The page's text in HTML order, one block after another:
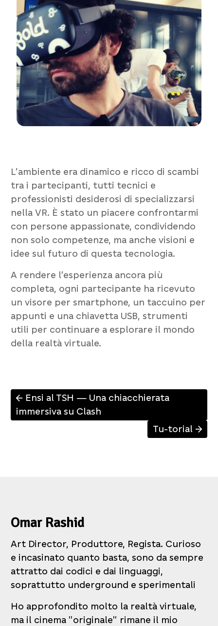
L’ambiente era dinamico e ricco di scambi
tra i partecipanti, tutti tecnici e
professionisti desiderosi di specializzarsi
nella VR. È stato un piacere confrontarmi
con persone appassionate, condividendo
non solo competenze, ma anche visioni e
idee sul futuro di questa tecnologia.
A rendere l’esperienza ancora più
completa, ogni partecipante ha ricevuto
un visore per smartphone, un taccuino per
appunti e una chiavetta USB, strumenti
utili per continuare a esplorare il mondo
della realtà virtuale.
↑ Ensi al TSH — Una chiacchierata
immersiva su Clash
Tu-torial ↑
Omar Rashid
Art Director, Produttore, Regista. Curioso
e incasinato quanto basta, sono da sempre
attratto dai codici e dai linguaggi,
soprattutto underground e sperimentali
Ho approfondito molto la realtà virtuale,
ma il cinema "originale" rimane il mio